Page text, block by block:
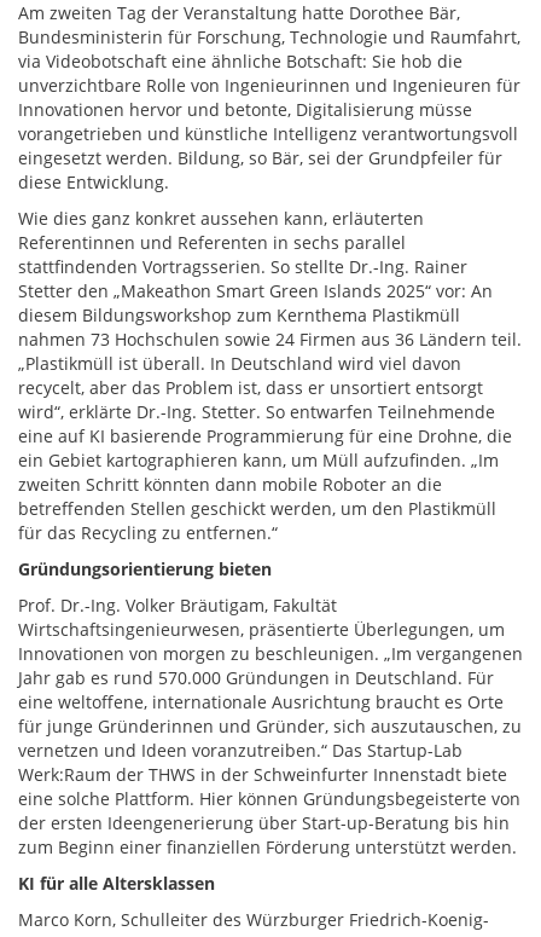
Am zweiten Tag der Veranstaltung hatte Dorothee Bär,
Bundesministerin für Forschung, Technologie und Raumfahrt,
via Videobotschaft eine ähnliche Botschaft: Sie hob die
unverzichtbare Rolle von Ingenieurinnen und Ingenieuren für
Innovationen hervor und betonte, Digitalisierung müsse
vorangetrieben und künstliche Intelligenz verantwortungsvoll
eingesetzt werden. Bildung, so Bär, sei der Grundpfeiler für
diese Entwicklung.
Wie dies ganz konkret aussehen kann, erläuterten
Referentinnen und Referenten in sechs parallel
stattfindenden Vortragsserien. So stellte Dr.-Ing. Rainer
Stetter den „Makeathon Smart Green Islands 2025“ vor: An
diesem Bildungsworkshop zum Kernthema Plastikmüll
nahmen 73 Hochschulen sowie 24 Firmen aus 36 Ländern teil.
„Plastikmüll ist überall. In Deutschland wird viel davon
recycelt, aber das Problem ist, dass er unsortiert entsorgt
wird“, erklärte Dr.-Ing. Stetter. So entwarfen Teilnehmende
eine auf KI basierende Programmierung für eine Drohne, die
ein Gebiet kartographieren kann, um Müll aufzufinden. „Im
zweiten Schritt könnten dann mobile Roboter an die
betreffenden Stellen geschickt werden, um den Plastikmüll
für das Recycling zu entfernen.“
Gründungsorientierung bieten
Prof. Dr.-Ing. Volker Bräutigam, Fakultät
Wirtschaftsingenieurwesen, präsentierte Überlegungen, um
Innovationen von morgen zu beschleunigen. „Im vergangenen
Jahr gab es rund 570.000 Gründungen in Deutschland. Für
eine weltoffene, internationale Ausrichtung braucht es Orte
für junge Gründerinnen und Gründer, sich auszutauschen, zu
vernetzen und Ideen voranzutreiben.“ Das Startup-Lab
Werk:Raum der THWS in der Schweinfurter Innenstadt biete
eine solche Plattform. Hier können Gründungsbegeisterte von
der ersten Ideengenerierung über Start-up-Beratung bis hin
zum Beginn einer finanziellen Förderung unterstützt werden.
KI für alle Altersklassen
Marco Korn, Schulleiter des Würzburger Friedrich-Koenig-